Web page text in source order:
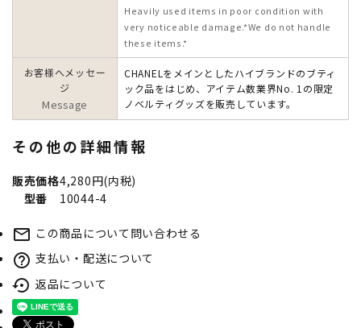
Heavily used items in poor condition with
very noticeable damage.*We do not handle
these items.*
お客様へメッセー
ジ
Message
CHANELをメインとしたハイブランドのブティ
ック品をはじめ、アイテム数業界No. 1の限定
ノベルティグッズを販売しています。
その他の詳細情報
販売価格4,280円(内税)
型番
10044-4
mail_outline この商品について問い合わせる
help_outline 支払い・配送について
settings_backup_restore 返品について